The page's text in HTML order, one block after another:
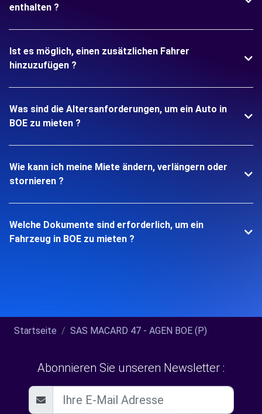
enthalten ?
Ist es möglich, einen zusätzlichen Fahrer
hinzuzufügen ?
Was sind die Altersanforderungen, um ein Auto in
BOE zu mieten ?
Wie kann ich meine Miete ändern, verlängern oder
stornieren ?
Welche Dokumente sind erforderlich, um ein
Fahrzeug in BOE zu mieten ?
Startseite SAS MACARD 47 - AGEN BOE (P)
Abonnieren Sie unseren Newsletter :